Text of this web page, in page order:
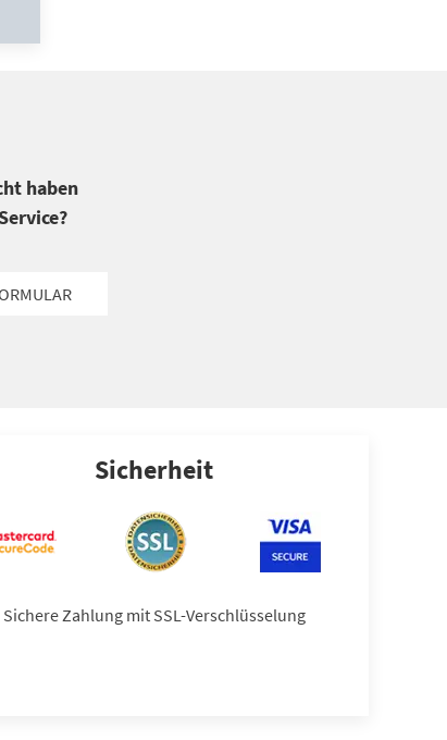
haben
Sicherheit
Sichere Zahlung mit SSL-Verschlüsselung